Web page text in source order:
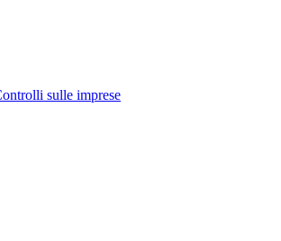
sulle imprese